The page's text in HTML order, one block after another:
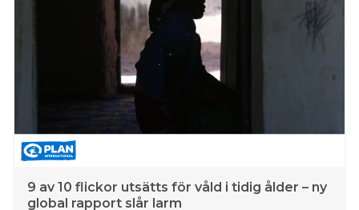
9 av 10 flickor utsätts för våld i tidig ålder – ny
global rapport slår larm